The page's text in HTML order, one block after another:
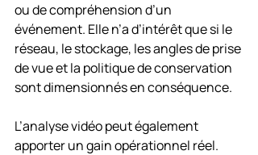
ou de compréhension d’un
événement. Elle n’a d’intérêt que si le
réseau, le stockage, les angles de prise
de vue et la politique de conservation
sont dimensionnés en conséquence.
L’analyse vidéo peut également
apporter un gain opérationnel réel.